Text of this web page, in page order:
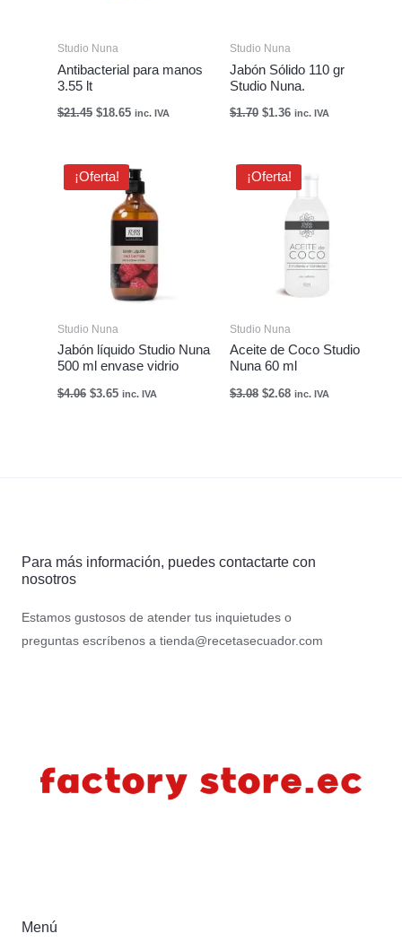
Studio Nuna
Antibacterial para manos
3.55 lt
$21.45 $18.65 inc. IVA
Studio Nuna
Jabón Sólido 110 gr
Studio Nuna.
$1.70 $1.36 inc. IVA
¡Oferta!
Studio Nuna
Jabón líquido Studio Nuna
500 ml envase vidrio
$4.06
El
precio
original
$4.06.
$3.65
El
precio
actual
es:
$3.65.
inc. IVA
¡Oferta!
Studio Nuna
Aceite de Coco Studio
Nuna 60 ml
$3.08
El
precio
original
$3.08.
$2.68
El
precio
actual
$2.68.
inc. IVA
Para más información, puedes contactarte con
nosotros
Estamos gustosos de atender tus inquietudes o
preguntas escríbenos a tienda@recetasecuador.com
Menú